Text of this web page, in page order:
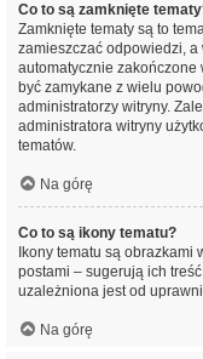
Co to są zamknięte
Zamknięte tematy są to
zamieszczać odpowiedzi, a
automatycznie zakończone
być zamykane z wielu
administratorzy witryny.
administratora witryny
tematów.
Na górę
Co to są ikony tematu?
Ikony tematu są
postami – sugerują ich
uzależniona jest od
Na górę